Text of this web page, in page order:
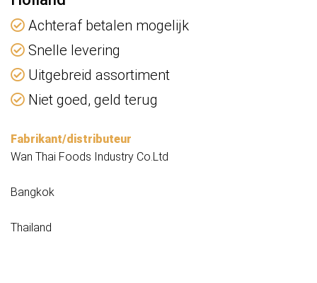
Achteraf betalen mogelijk
Snelle levering
Uitgebreid assortiment
Niet goed, geld terug
Fabrikant/distributeur
Wan Thai Foods Industry Co.Ltd
Bangkok
Thailand